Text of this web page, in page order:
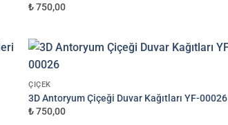
₺ 750,00
ÇIÇEK
3D Antoryum Çiçeği Duvar Kağıtları YF-00026
₺ 750,00